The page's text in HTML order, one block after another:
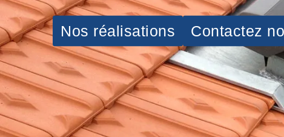
Nos réalisations Contactez